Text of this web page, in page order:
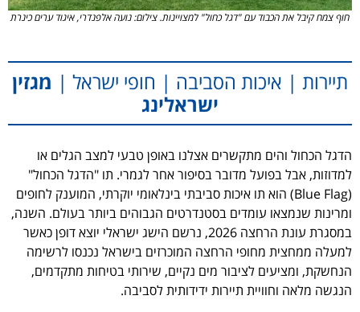
חוף צמח קיבל את הכבוד עם "דגל כחול" למצויינות. צילום: נועה אלפנדרי, איגוד ערים כינרת
תיירות | איכות הסביבה | חופי ישראל | מגזין
ישראלינג
הדגל הכחול והים מתקשרים אצלנו באופן טבעי למצב הגלים או
למדוזות, אבל בפועל מדובר בסיפור אחר לגמרי. תו "הדגל הכחול"
(Blue Flag) הוא תו איכות סביבתי בינלאומי יוקרתי, המוענק לחופים
ומרינות שנמצאו עומדים בסטנדרטים הגבוהים ביותר בעולם. השנה,
במסגרת עונת הרחצה 2026, נרשם הישג ישראלי יוצא דופן כאשר
למעלה ממחצית מחופי הרחצה המוכרזים בישראל נכנסו לרשימה
הנחשקת, ומציעים לציבור מים נקיים, שירותי בטיחות מתקדמים,
הנגשה מלאה וחוויית תיירות ידידותית לסביבה.